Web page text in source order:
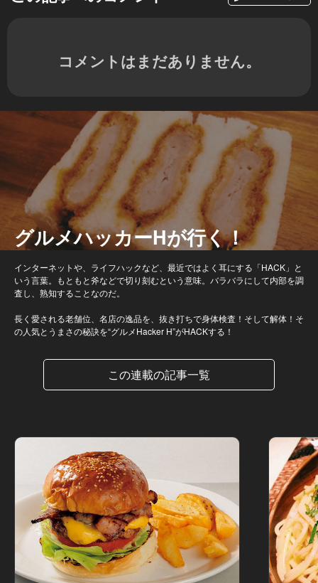
コメントはまだありません。
グルメハッカーHが行く！
インターネットや、ライフハックなど、最近ではよく耳にする「HACK」と
いう言葉。もともと斧などで切り刻むという意味。バラバラにして内部を調
査し、熟知することなのだ。
長く愛される老舗位、名店の逸品を、抜き打ちで身体検査！そして解体！そ
の人気とうまさの秘訣を“グルメHacker H”がHACKする！
この連載の記事一覧